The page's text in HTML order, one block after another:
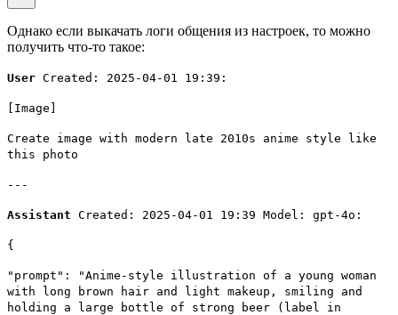
Однако если выкачать логи общения из настроек, то можно
получить что-то такое:
User Created: 2025-04-01 19:39:
[Image]
Create image with modern late 2010s anime style like
this photo
---
Assistant Created: 2025-04-01 19:39 Model: gpt-4o:
{
"prompt": "Anime-style illustration of a young woman
with long brown hair and light makeup, smiling and
holding a large bottle of strong beer (label in